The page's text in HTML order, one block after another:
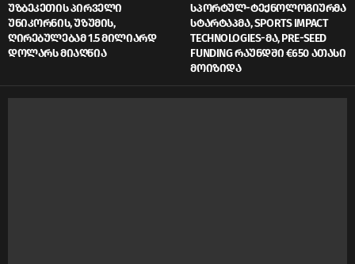
ᲣᲖᲑᲔᲙᲔᲗᲘᲡ ᲞᲘᲠᲕᲔᲚᲘ
ᲣᲜᲘᲙᲝᲠᲜᲘᲡ, ᲣᲖᲣᲛᲘᲡ,
ᲦᲘᲠᲔᲑᲣᲚᲔᲑᲐᲛ 1.5 ᲛᲘᲚᲘᲐᲠᲓ
ᲓᲝᲚᲐᲠᲡ ᲛᲘᲐᲦᲬᲘᲐ
ᲡᲞᲝᲠᲢᲣᲚ-ᲢᲔᲥᲜᲝᲚᲝᲒᲘᲣᲠᲛᲐ
ᲡᲢᲐᲠᲢᲐᲞᲛᲐ, SPORTS IMPACT
TECHNOLOGIES-ᲛᲐ, PRE-SEED
FUNDING ᲠᲐᲣᲜᲓᲨᲘ €650 ᲐᲗᲐᲡᲘ
ᲛᲝᲘᲖᲘᲓᲐ